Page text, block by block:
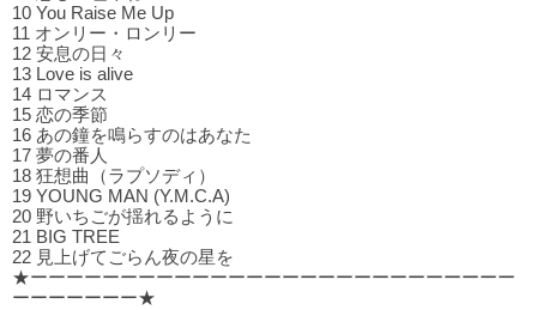
10 You Raise Me Up
11 オンリー・ロンリー
12 安息の⽇々
13 Love is alive
14 ロマンス
15 恋の季節
16 あの鐘を鳴らすのはあなた
17 夢の番⼈
18 狂想曲（ラプソディ）
19 YOUNG MAN (Y.M.C.A)
20 野いちごが揺れるように
21 BIG TREE
22 ⾒上げてごらん夜の星を
★ーーーーーーーーーーーーーーーーーーーーーーーーーーー
ーーーーーーー★